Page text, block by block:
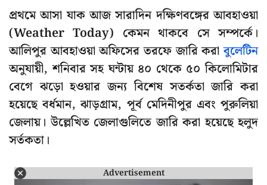
প্রথমে আসা যাক আজ সারাদিন দক্ষিণবঙ্গের আবহাওয়া
(Weather Today) কেমন থাকবে সে সম্পর্কে।
আলিপুর আবহাওয়া অফিসের তরফে জারি করাবুলেটিন
অনুযায়ী, শনিবার সহ ঘন্টায় ৪০ থেকে ৫০ কিলোমিটার
বেগে ঝড়ো হওয়ার জন্য বিশেষ সতর্কতা জারি করা
হয়েছে বর্ধমান, ঝাড়গ্রাম, পূর্ব মেদিনীপুর এবং পুরুলিয়া
জেলায়। উল্লেখিত জেলাগুলিতে জারি করা হয়েছে হলুদ
সর্তকতা।
Advertisement